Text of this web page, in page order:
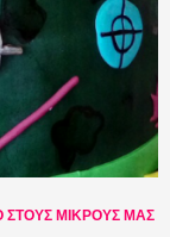
ΜΙΚΡΟΥΣ ΜΑΣ